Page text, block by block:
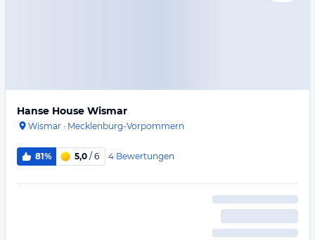
Hanse House Wismar
Wismar · Mecklenburg-Vorpommern
81% 5,0 / 6 4 Bewertungen